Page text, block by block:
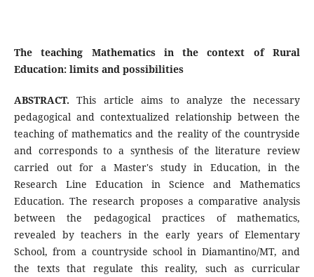
The teaching Mathematics in the context of Rural
Education: limits and possibilities
ABSTRACT. This article aims to analyze the necessary
pedagogical and contextualized relationship between the
teaching of mathematics and the reality of the countryside
and corresponds to a synthesis of the literature review
carried out for a Master's study in Education, in the
Research Line Education in Science and Mathematics
Education. The research proposes a comparative analysis
between the pedagogical practices of mathematics,
revealed by teachers in the early years of Elementary
School, from a countryside school in Diamantino/MT, and
the texts that regulate this reality, such as curricular